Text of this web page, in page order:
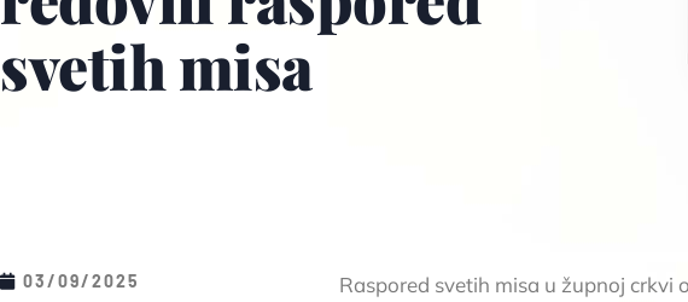
svetih misa
03/09/2025
Raspored svetih misa u župnoj crkvi